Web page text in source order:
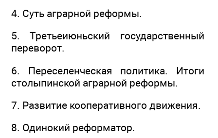
4. Суть аграрной реформы.
5. Третьеиюньский государственный
переворот.
6. Переселенческая политика. Итоги
столыпинской аграрной реформы.
7. Развитие кооперативного движения.
8. Одинокий реформатор.